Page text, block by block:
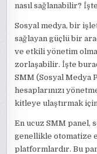
nasıl sağlanabilir?
Sosyal medya, bir
sağlayan güçlü bir
ve etkili yönetim
zorlaşabilir. İşte
SMM (Sosyal Medya
hesaplarınızı
kitleye ulaştırmak
En ucuz SMM panel,
genellikle otomatize
platformlardır. Bu